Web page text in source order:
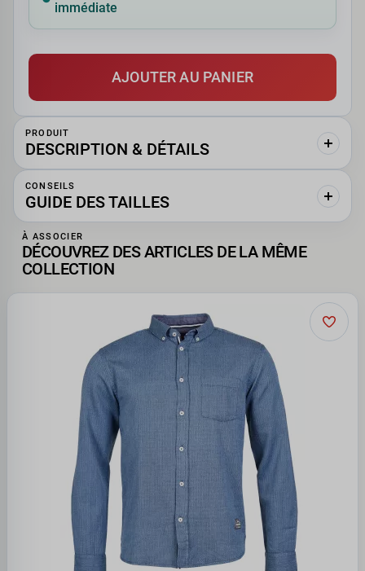
immédiate
AJOUTER AU PANIER
PRODUIT
DESCRIPTION & DÉTAILS
CONSEILS
GUIDE DES TAILLES
À ASSOCIER
DÉCOUVREZ DES ARTICLES DE LA MÊME
COLLECTION